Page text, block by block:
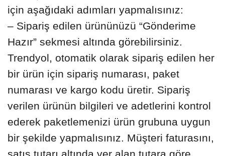
için aşağıdaki adımları yapmalısınız:
– Sipariş edilen ürününüzü “Gönderime
Hazır” sekmesi altında görebilirsiniz.
Trendyol, otomatik olarak sipariş edilen her
bir ürün için sipariş numarası, paket
numarası ve kargo kodu üretir. Sipariş
verilen ürünün bilgileri ve adetlerini kontrol
ederek paketlemenizi ürün grubuna uygun
bir şekilde yapmalısınız. Müşteri faturasını,
satış tutarı altında yer alan tutara göre